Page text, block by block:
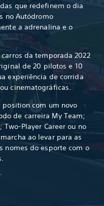
que redefinem o dia
no Autódromo
a adrenalina e o
da temporada 2022
de 20 pilotos e 10
experiência de corrida
cinematográficas.
position com um novo
de carreira My Team;
Player Career ou no
ao levar para as
nomes do esporte com o